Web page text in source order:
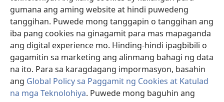
gumana ang aming website at hindi puwedeng
tanggihan. Puwede mong tanggapin o tanggihan ang
iba pang cookies na ginagamit para mas mapaganda
ang digital experience mo. Hinding-hindi ipagbibili o
gagamitin sa marketing ang alinmang bahagi ng data
na ito. Para sa karagdagang impormasyon, basahin
ang Global Policy sa Paggamit ng Cookies at Katulad
na mga Teknolohiya. Puwede mong baguhin ang
window)
bubukas
na
bagong
window)
JW Hub ®
(may
bubukas
bagong
window)
JW Library ®
Watchtower Library®